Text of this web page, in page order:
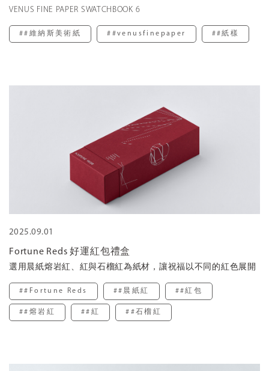
VENUS FINE PAPER SWATCHBOOK 6
##維納斯美術紙 ##venusfinepaper ##紙樣
2025.09.01
Fortune Reds 好運紅包禮盒
選用晨紙熔岩紅、紅與石榴紅為紙材，讓祝福以不同的紅色展開
##Fortune Reds ##晨紙紅 ##紅包
##熔岩紅 ##紅 ##石榴紅